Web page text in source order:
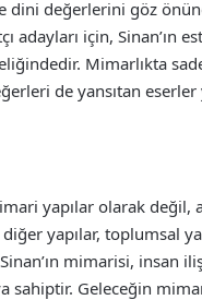
değerlerini göz
için, Sinan’ın
Mimarlıkta
de yansıtan eserler
yapılar olarak
yapılar, toplumsal
mimarisi, insan
sahiptir. Geleceğin